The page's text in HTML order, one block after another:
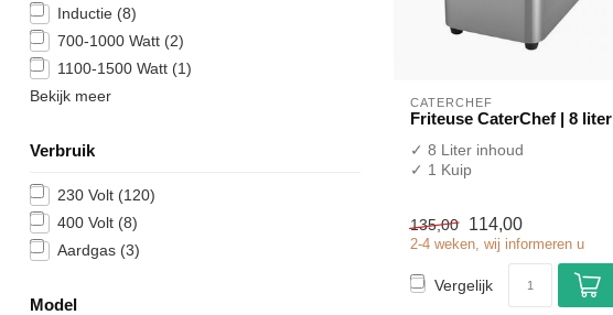
Inductie (8)
700-1000 Watt (2)
1100-1500 Watt (1)
Bekijk meer
Verbruik
230 Volt (120)
400 Volt (8)
Aardgas (3)
Model
CATERCHEF
Friteuse CaterChef | 8 liter
✓ 8 Liter inhoud
✓ 1 Kuip
✓ 3,25 kW
✓ 230 ...
135,00 114,00
2-4 weken, wij informeren u
Vergelijk